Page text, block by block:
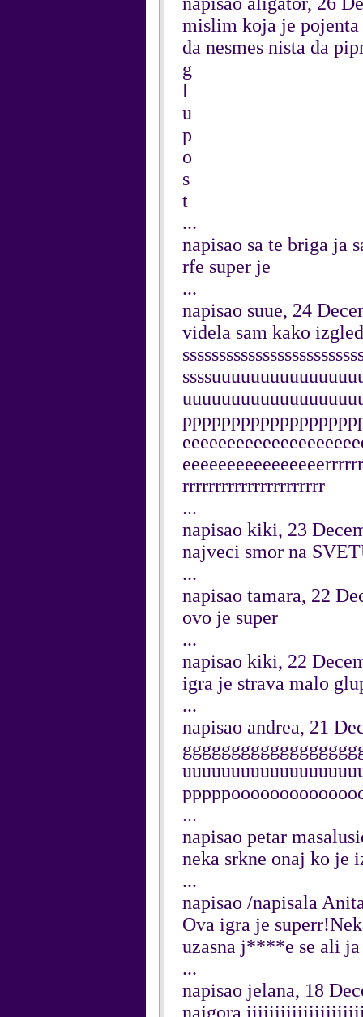
mislim koja je pojenta
da nesmes nista da
g
l
u
p
o
s
t
...
napisao sa te briga ja
rfe super je
...
napisao suue, 24
videla sam kako
rrrrrrrrrrrrrrrrrrrrrr
...
napisao kiki, 23
najveci smor na
...
napisao tamara, 22
ovo je super
...
napisao kiki, 22
igra je strava malo
...
napisao andrea, 21
...
napisao petar
neka srkne onaj ko je
...
napisao /napisala
Ova igra je
uzasna j****e se ali
...
napisao jelana, 18
najgora